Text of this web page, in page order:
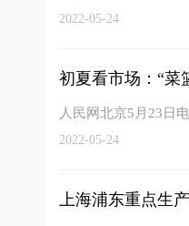
2022-05-24
初夏看市场：“菜
人民网北京5月23日
2022-05-24
上海浦东重点生